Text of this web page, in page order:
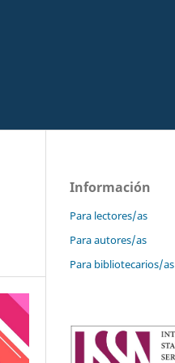
Información
Para lectores/as
Para autores/as
Para bibliotecarios/as